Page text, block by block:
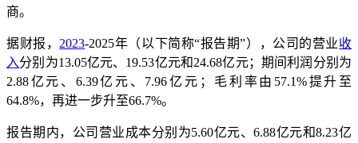
商。
据财报， 2023-2025年（以下简称“报告期”），公司的营业收
入分别为13.05亿元、19.53亿元和24.68亿元；期间利润分别为
2.88亿元、6.39亿元、7.96亿元；毛利率由57.1%提升至
64.8%，再进一步升至66.7%。
报告期内，公司营业成本分别为5.60亿元、6.88亿元和8.23亿